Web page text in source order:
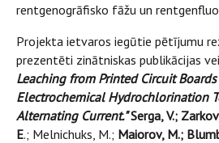
rentgenogrāfisko fāžu un
Рrojekta ietvaros iegūtie рētījumu
prezentēti zinātniskas publikācijas
Leaching from Printed Circuit
Electrochemical Hydrochlorination
Alternating Current." Serga, V.;
E.; Melnichuks, M.; Maiorov, M.;